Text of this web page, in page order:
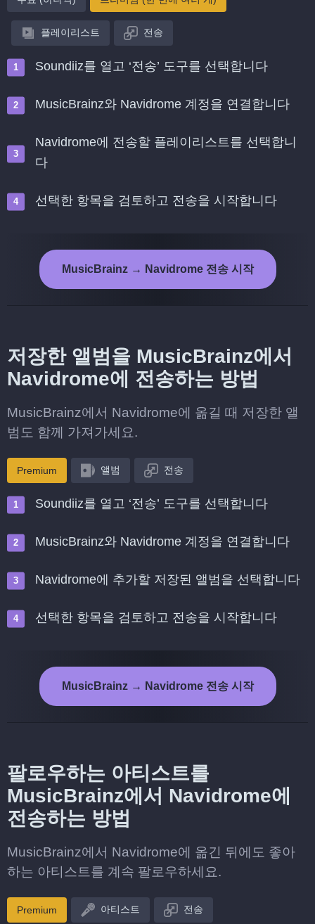
플레이리스트 전송
Soundiiz를 열고 ‘전송’ 도구를 선택합니다
MusicBrainz와 Navidrome 계정을 연결합니다
Navidrome에 전송할 플레이리스트를 선택합니
다
선택한 항목을 검토하고 전송을 시작합니다
MusicBrainz → Navidrome 전송 시작
저장한 앨범을 MusicBrainz에서
Navidrome에 전송하는 방법
MusicBrainz에서 Navidrome에 옮길 때 저장한 앨
범도 함께 가져가세요.
Premium 앨범 전송
Soundiiz를 열고 ‘전송’ 도구를 선택합니다
MusicBrainz와 Navidrome 계정을 연결합니다
Navidrome에 추가할 저장된 앨범을 선택합니다
선택한 항목을 검토하고 전송을 시작합니다
MusicBrainz → Navidrome 전송 시작
팔로우하는 아티스트를
MusicBrainz에서 Navidrome에
전송하는 방법
MusicBrainz에서 Navidrome에 옮긴 뒤에도 좋아
하는 아티스트를 계속 팔로우하세요.
Premium 아티스트 전송